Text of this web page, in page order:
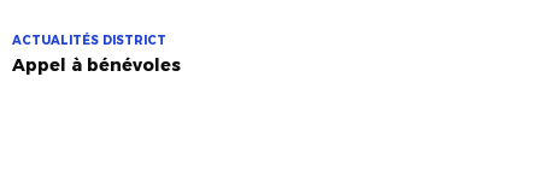
ACTUALITÉS DISTRICT
Appel à bénévoles